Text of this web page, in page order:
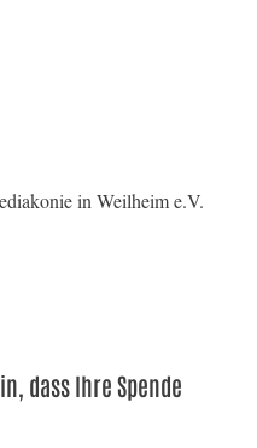
in Weilheim e.V.
dass Ihre Spende